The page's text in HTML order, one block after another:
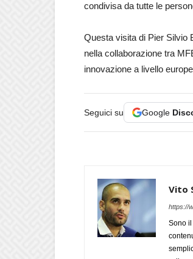
condivisa da tutte le
Questa visita di Pier Silvio
nella collaborazione tra
innovazione a livello
Seguici su Google
Vito
https://
Sono il